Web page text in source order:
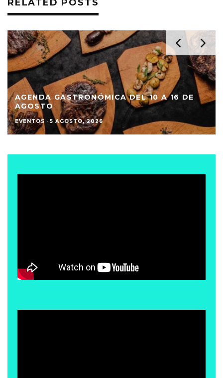
RELATED POSTS
AGENDA GASTRONÓMICA DEL 10 A 16 DE
AGOSTO
EVENTOS · 5 AGOSTO, 2026